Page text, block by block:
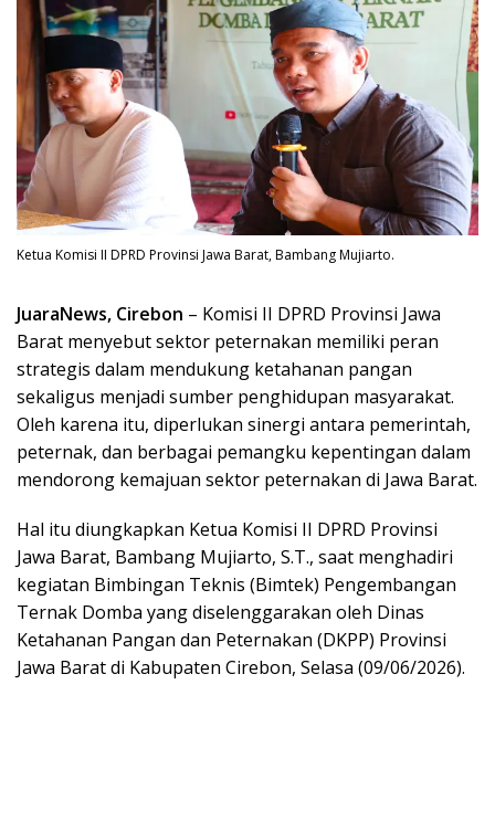
Ketua Komisi II DPRD Provinsi Jawa Barat, Bambang Mujiarto.
JuaraNews, Cirebon – Komisi II DPRD Provinsi Jawa
Barat menyebut sektor peternakan memiliki peran
strategis dalam mendukung ketahanan pangan
sekaligus menjadi sumber penghidupan masyarakat.
Oleh karena itu, diperlukan sinergi antara pemerintah,
peternak, dan berbagai pemangku kepentingan dalam
mendorong kemajuan sektor peternakan di Jawa Barat.
Hal itu diungkapkan Ketua Komisi II DPRD Provinsi
Jawa Barat, Bambang Mujiarto, S.T., saat menghadiri
kegiatan Bimbingan Teknis (Bimtek) Pengembangan
Ternak Domba yang diselenggarakan oleh Dinas
Ketahanan Pangan dan Peternakan (DKPP) Provinsi
Jawa Barat di Kabupaten Cirebon, Selasa (09/06/2026).